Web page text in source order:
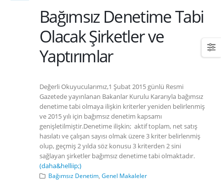
Bağımsız Denetime Tabi
Olacak Şirketler ve
Yaptırımlar
Değerli Okuyucularımız,1 Şubat 2015 günlü Resmi
Gazetede yayınlanan Bakanlar Kurulu Kararıyla bağımsız
denetime tabi olmaya ilişkin kriterler yeniden belirlenmiş
ve 2015 yılı için bağımsız denetim kapsamı
genişletilmiştir.Denetime ilişkin; aktif toplam, net satış
hasılatı ve çalışan sayısı olmak üzere 3 kriter belirlenmiş
olup, geçmiş 2 yılda söz konusu 3 kriterden 2 sini
sağlayan şirketler bağımsız denetime tabi olmaktadır.
(daha&helliip;)
Bağımsız Denetim, Genel Makaleler